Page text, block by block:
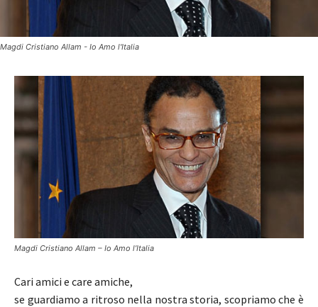
Magdi Cristiano Allam - Io Amo l'Italia
Magdi Cristiano Allam – Io Amo l’Italia
Cari amici e care amiche,
se guardiamo a ritroso nella nostra storia, scopriamo che è